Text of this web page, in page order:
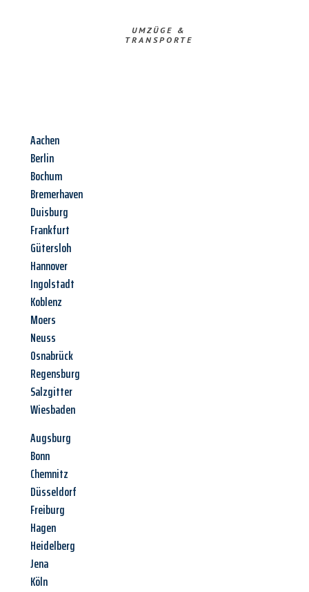
UMZÜGE &
TRANSPORTE
Aachen
Berlin
Bochum
Bremerhaven
Duisburg
Frankfurt
Gütersloh
Hannover
Ingolstadt
Koblenz
Moers
Neuss
Osnabrück
Regensburg
Salzgitter
Wiesbaden
Augsburg
Bonn
Chemnitz
Düsseldorf
Freiburg
Hagen
Heidelberg
Jena
Köln